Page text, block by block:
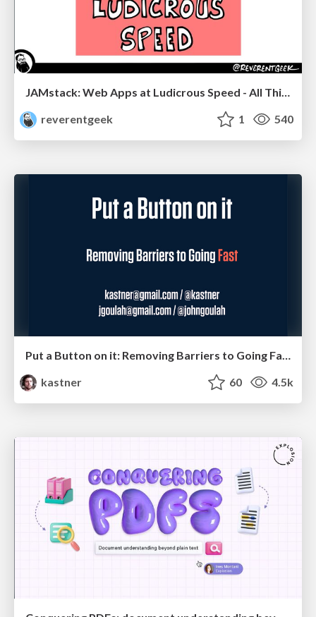
JAMstack: Web Apps at Ludicrous Speed - All Things Open 2022
reverentgeek
1 540
Put a Button on it: Removing Barriers to Going Fast.
kastner
60 4.5k